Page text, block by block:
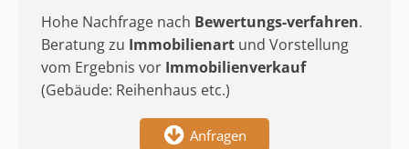
Hohe Nachfrage nach Bewertungs-verfahren.
Beratung zu Immobilienart und Vorstellung
vom Ergebnis vor Immobilienverkauf
(Gebäude: Reihenhaus etc.)
Anfragen